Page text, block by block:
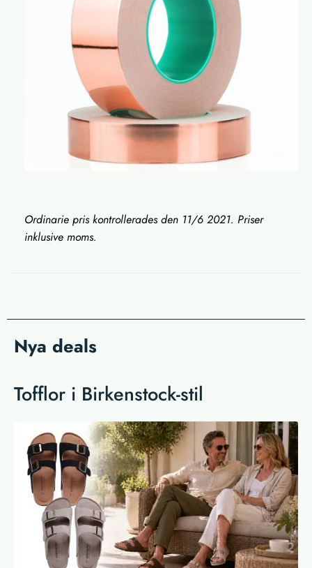
Ordinarie pris kontrollerades den 11/6 2021. Priser
inklusive moms.
Nya deals
Tofflor i Birkenstock-stil